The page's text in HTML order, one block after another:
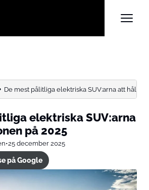
De mest pålitliga elektriska SUV:arna att hålla
elektriska SUV:arna
på 2025
•25 december 2025
på Google